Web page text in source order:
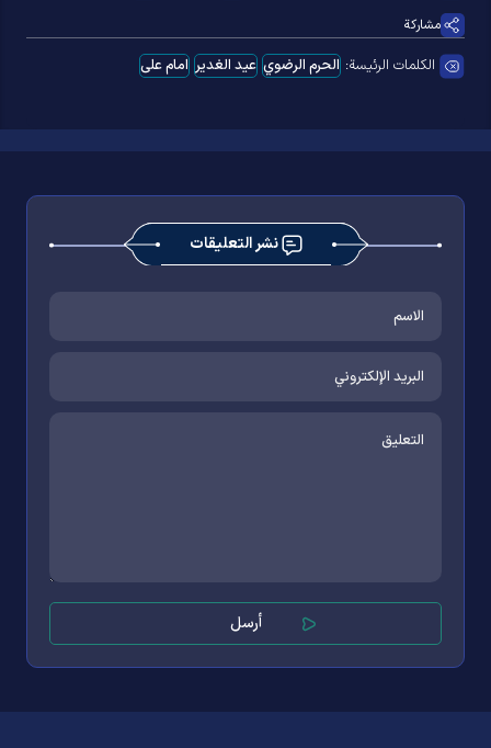
مشاركة
الكلمات الرئيسة: الحرم الرضوي عید الغدیر امام علی
نشر التعليقات